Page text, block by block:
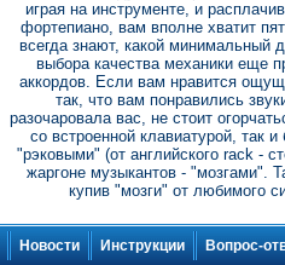
играя на инструменте, и
фортепиано, вам вполне хватит
всегда знают, какой минимальный
выбора качества механики еще
аккордов. Если вам нравится
так, что вам понравились
разочаровала вас, не стоит
со встроенной клавиатурой, так
"рэковыми" (от английского rack -
жаргоне музыкантов - "мозгами".
купив "мозги" от любимого
Новости Инструкции Вопрос-